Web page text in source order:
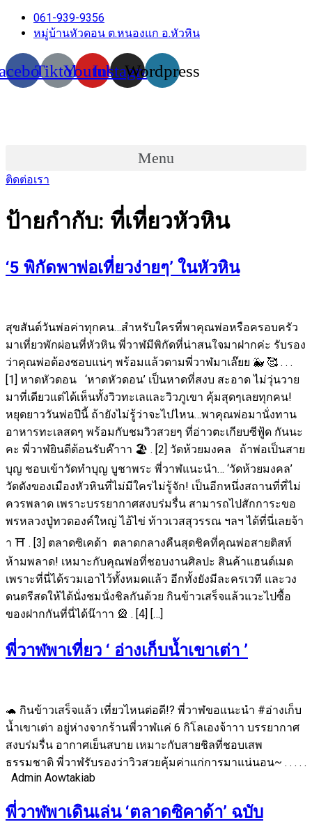
061-939-9356
หมู่บ้านหัวดอน ต.หนองแก อ.หัวหิน
TiktokYoutubeInstagram
Wordpress
Menu
ติดต่อเรา
ป้ายกำกับ: ที่เที่ยวหัวหิน
‘5 พิกัดพาพ่อเที่ยวง่ายๆ’ ในหัวหิน
สุขสันต์วันพ่อค่าทุกคน…สำหรับใครที่พาคุณพ่อหรือครอบครัว
มาเที่ยวพักผ่อนที่หัวหิน พี่วาฬมีพิกัดที่น่าสนใจมาฝากค่ะ รับรอง
ว่าคุณพ่อต้องชอบแน่ๆ พร้อมแล้วตามพี่วาฬมาเล๊ยย 🐳 🥰 . . .
[1] หาดหัวดอน ‘หาดหัวดอน’ เป็นหาดที่สงบ สะอาด ไม่วุ่นวาย
มาที่เดียวแต่ได้เห็นทั้งวิวทะเลและวิวภูเขา คุ้มสุดๆเลยทุกคน!
หยุดยาววันพ่อปีนี้ ถ้ายังไม่รู้ว่าจะไปไหน…พาคุณพ่อมานั่งทาน
อาหารทะเลสดๆ พร้อมกับชมวิวสวยๆ ที่อ่าวตะเกียบซีฟู้ด กันนะ
คะ พี่วาฬยินดีต้อนรับค๊าาา 🏖️ . [2] วัดห้วยมงคล ถ้าพ่อเป็นสาย
บุญ ชอบเข้าวัดทำบุญ บูชาพระ พี่วาฬแนะนำ… ‘วัดห้วยมงคล’
วัดดังของเมืองหัวหินที่ไม่มีใครไม่รู้จัก! เป็นอีกหนึ่งสถานที่ที่ไม่
ควรพลาด เพราะบรรยากาศสงบร่มรื่น สามารถไปสักการะขอ
พรหลวงปู่ทวดองค์ใหญ่ ไอ้ไข่ ท้าวเวสสุวรรณ ฯลฯ ได้ที่นี่เลยจ้า
า ⛩️ . [3] ตลาดซิเคด้า ตลาดกลางคืนสุดชิคที่คุณพ่อสายติสท์
ห้ามพลาด! เหมาะกับคุณพ่อที่ชอบงานศิลปะ สินค้าแฮนด์เมด
เพราะที่นี่ได้รวมเอาไว้ทั้งหมดแล้ว อีกทั้งยังมีละครเวที และวง
ดนตรีสดให้ได้นั่งชมนั่งชิลกันด้วย กินข้าวเสร็จแล้วแวะไปซื้อ
ของฝากกันที่นี่ได้น๊าาา 🎡 . [4] […]
พี่วาฬพาเที่ยว ‘ อ่างเก็บน้ำเขาเต่า ’
🐢 กินข้าวเสร็จแล้ว เที่ยวไหนต่อดี!? พี่วาฬขอแนะนำ #อ่างเก็บ
น้ำเขาเต่า อยู่ห่างจากร้านพี่วาฬแค่ 6 กิโลเองจ้าาา บรรยากาศ
สงบร่มรื่น อากาศเย็นสบาย เหมาะกับสายชิลที่ชอบเสพ
ธรรมชาติ พี่วาฬรับรองว่าวิวสวยคุ้มค่าแก่การมาแน่นอน~ . . . . .
Admin Aowtakiab
พี่วาฬพาเดินเล่น ‘ตลาดซิคาด้า’ ฉบับ